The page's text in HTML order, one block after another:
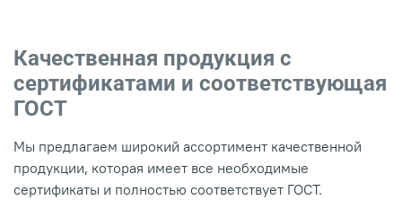
Качественная продукция с
сертификатами и соответствующая
ГОСТ
Мы предлагаем широкий ассортимент качественной
продукции, которая имеет все необходимые
сертификаты и полностью соответствует ГОСТ.